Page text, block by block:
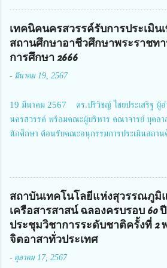
โครงการการวิจัยเชิงปฏิบัติการโดยบูรณาการทุ
การเสียชีวิตให้สอดคล้องกับเป้าหมายแผนแม่บ
2567 โดยมี ดร.วิภารัตน์ ดีอ่อง ผู้อำนวยการสำนั
ประธานในพิธีเปิดพร้อมให้นโยบายการผลักดันงา
การประชุมในครั้งนี้ นางสาวสตตกมล เกียรติพานิ
Richmond Stylish Convention Hotel จังหวั
ผู้อำนวยการสำนักงานการวิจัยแห่งชาติ กล่าวว่า
จัดการทุนวิจัยและนวัตกรรมได้เล็งเห็นถึงความส
เทคนิคนครสวรรค์รับการประเมิน
สถานศึกษาอาชีวศึกษาพระราชท
การศึกษา 2666
- มีนาคม 19, 2567
19 มีนาคม 2567 ดร.ปริวิชญ์ ไชยประเสริฐ ผู้อ
นครสวรรค์ พร้อมคณะผู้บริหาร คณาจารย์ บุคลา
นักศึกษา ต้อนรับคณะอนุกรรมการประเมินสถาน
นายจักรภพ เนวะมาตย์ ผู้อำนวยการวิทยาลัยเ
รมการฯ 1.นายวณิชา คณะใน ผู้ทรงคุณวุฒิ 2.น
การวิทยาลัยสารพัดช่างกำแพงเพชร 3.นางสาวหั
การวิทยาลัยการอาชีพบ้านตาก 4.นางเพ็ญศรี ขุน
การอาชีพรัตนประสิทธิ์วิทย์ 5.นายธเนศ คงวังทอ
เกษตรและเทคโนโลยีพิจิตร 6.นายชัยณรงค์ คชม
8.นายณัฐกฤต ภูทวี รองผู้อำนวยการวิทยาลัยเ
สถาบันเทคโนโลยีแห่งสุวรรณภูมิ
เครือสารสาสน์ ฉลองครบรอบ 60
ประชุมวิชาการระดับชาติครั้งที่ 2
จิตอาสาทั่วประเทศ
- ตุลาคม 17, 2567